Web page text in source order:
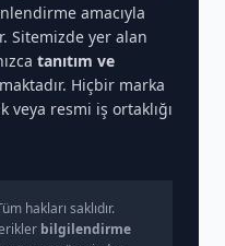
amacıyla
Sitemizde yer alan
tanıtım ve
Hiçbir marka
resmi iş ortaklığı
hakları saklıdır.
bilgilendirme